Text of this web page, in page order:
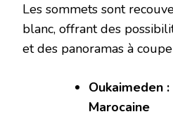
Les sommets sont
blanc, offrant des
et des panoramas à
Oukaimeden
Marocaine